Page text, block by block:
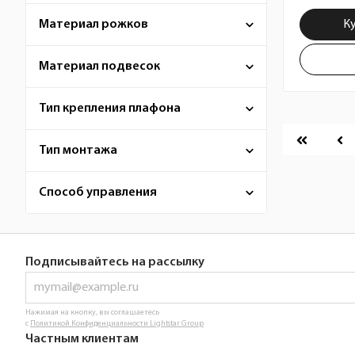
Материал рожков
Материал подвесок
Тип крепления плафона
Тип монтажа
Способ управления
Подписывайтесь на рассылку
Нажимая на кнопку, вы соглашаетесь
с Политикой Конфиденциальности Lightstar Group
Частным клиентам